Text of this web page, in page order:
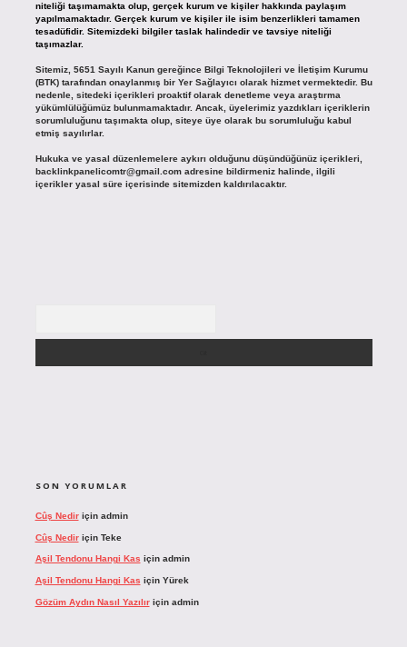
niteliği taşımamakta olup, gerçek kurum ve kişiler hakkında paylaşım
yapılmamaktadır. Gerçek kurum ve kişiler ile isim benzerlikleri tamamen
tesadüfidir. Sitemizdeki bilgiler taslak halindedir ve tavsiye niteliği
taşımazlar.
Sitemiz, 5651 Sayılı Kanun gereğince Bilgi Teknolojileri ve İletişim Kurumu
(BTK) tarafından onaylanmış bir Yer Sağlayıcı olarak hizmet vermektedir. Bu
nedenle, sitedeki içerikleri proaktif olarak denetleme veya araştırma
yükümlülüğümüz bulunmamaktadır. Ancak, üyelerimiz yazdıkları içeriklerin
sorumluluğunu taşımakta olup, siteye üye olarak bu sorumluluğu kabul
etmiş sayılırlar.
Hukuka ve yasal düzenlemelere aykırı olduğunu düşündüğünüz içerikleri,
backlinkpanelicomtr@gmail.comadresine bildirmeniz halinde, ilgili
içerikler yasal süre içerisinde sitemizden kaldırılacaktır.
SON YORUMLAR
Cûş Nediriçin admin
Cûş Nediriçin Teke
Aşil Tendonu Hangi Kas için admin
Aşil Tendonu Hangi Kas için Yürek
Gözüm Aydın Nasıl Yazılıriçin admin